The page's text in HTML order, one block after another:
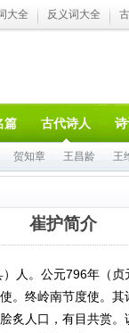
大全 反义词大全
篇 古代诗人
贺知章 王昌龄 王
崔护简介
人。公元796年（
。终岭南节度使。
炙人口，有目共赏